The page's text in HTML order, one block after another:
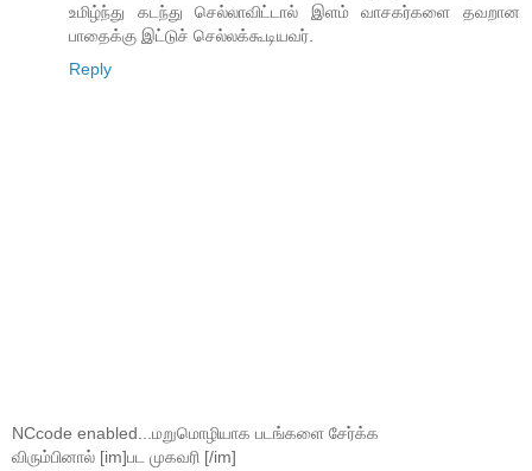
உமிழ்ந்து கடந்து செல்லாவிட்டால் இளம் வாசகர்களை தவறான
பாதைக்கு இட்டுச் செல்லக்கூடியவர்.
Reply
NCcode enabled...மறுமொழியாக படங்களை சேர்க்க
விரும்பினால் [im]பட முகவரி [/im]